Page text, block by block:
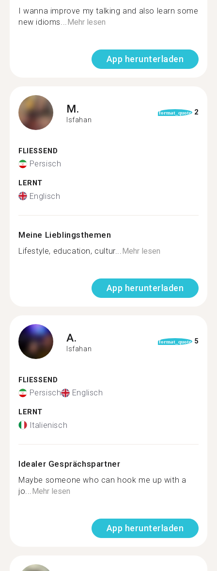
I wanna improve my talking and also learn some
new idioms... Mehr lesen
App herunterladen
M.
Isfahan
format_quote 2
FLIESSEND
Persisch
LERNT
Englisch
Meine Lieblingsthemen
Lifestyle, education, cultur... Mehr lesen
App herunterladen
A.
Isfahan
format_quote 5
FLIESSEND
Persisch Englisch
LERNT
Italienisch
Idealer Gesprächspartner
Maybe someone who can hook me up with a
jo... Mehr lesen
App herunterladen